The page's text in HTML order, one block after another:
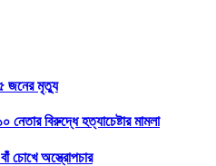
৫ জনের মৃত্যু
নেতার বিরুদ্ধে হত্যাচেষ্টার মামলা
চোখে অস্ত্রোপচার